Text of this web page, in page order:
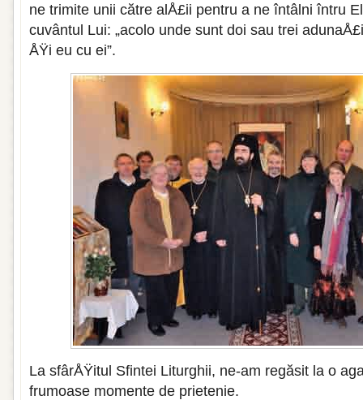
ne trimite unii către alÅ£ii pentru a ne întâlni întru
cuvântul Lui: „acolo unde sunt doi sau trei
ÅŸi eu cu ei”.
La sfârÅŸitul Sfintei Liturghii, ne-am regăsit la o
frumoase momente de prietenie.